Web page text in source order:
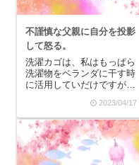
不謹慎な父親に自分を投影
して怒る。
洗濯カゴは、私はもっぱら
洗濯物をベランダに干す時
に活用していだけですが、
欲しいなあと思っていたの
です。だけど、結局イオン
に売っていた洗濯カゴを買
って(イオンの商品がダメと
かではなく、よく吟味せず
2023/04/17